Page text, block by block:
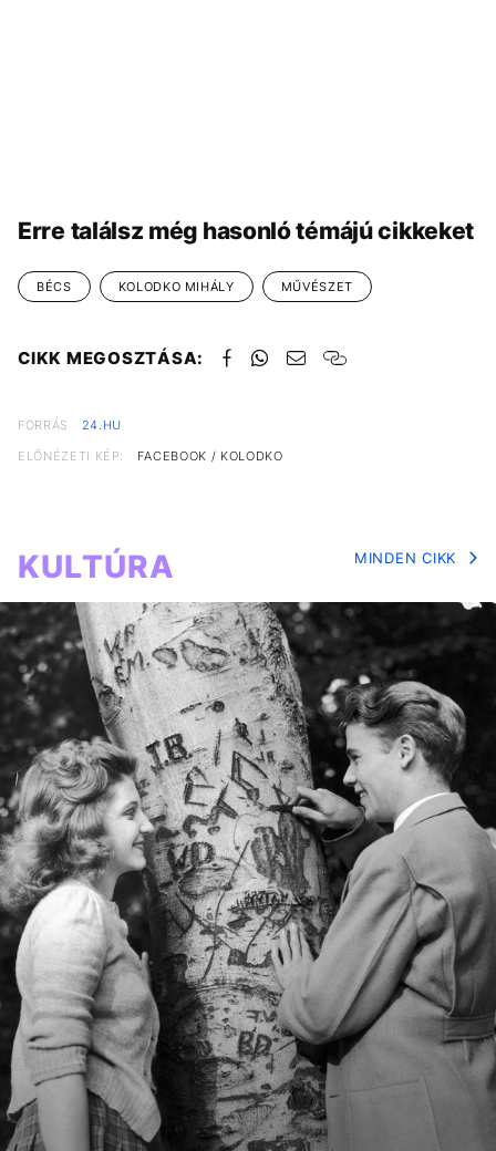
Erre találsz még hasonló témájú cikkeket
BÉCS KOLODKO MIHÁLY MŰVÉSZET
CIKK MEGOSZTÁSA:
FORRÁS
24.HU
ELŐNÉZETI KÉP:
FACEBOOK / KOLODKO
KULTÚRA MINDEN CIKK